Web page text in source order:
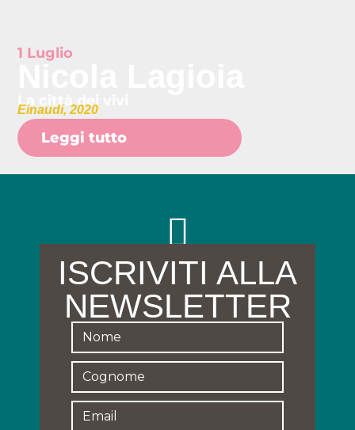
1 Luglio
La città dei vivi
Einaudi, 2020
Leggi tutto
ISCRIVITI ALLA
NEWSLETTER